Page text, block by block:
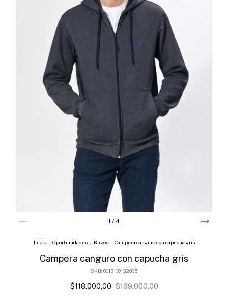
1 / 4
Inicio Oportunidades Buzos Campera canguro con capucha gris
Campera canguro con capucha gris
SKU: 0013100132005
$118.000,00 $169.000,00